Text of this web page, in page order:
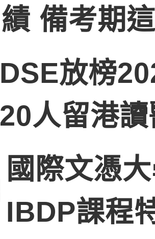
績 備考期
DSE放榜
20人留港
國際文憑
IBDP課程